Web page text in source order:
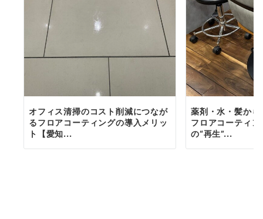
オフィス清掃のコスト削減につなが
るフロアコーティングの導入メリッ
ト【愛知...
薬剤・水・髪か
フロアコーティ
の“再生”...